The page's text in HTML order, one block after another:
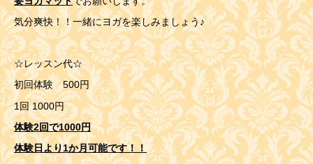
気分爽快！！一緒にヨガを楽しみましょう♪
☆レッスン代☆
初回体験 500円
1回 1000円
体験2回で1000円
体験日より1か月可能です！！